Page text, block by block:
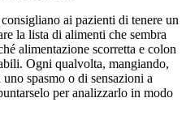
ai pazienti di tenere un
la lista di alimenti che sembra
alimentazione scorretta e colon
Ogni qualvolta, mangiando,
spasmo o di sensazioni a
per analizzarlo in modo